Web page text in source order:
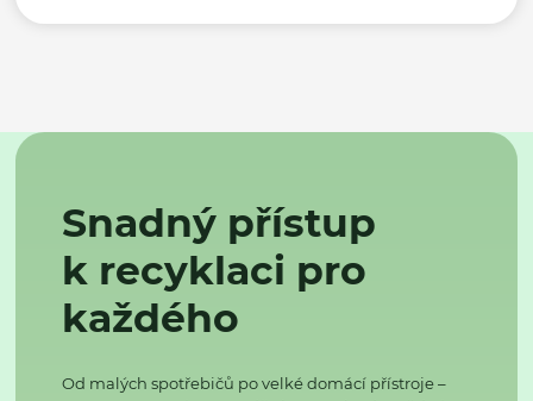
Snadný přístup
k recyklaci pro
každého
Od malých spotřebičů po velké domácí přístroje –